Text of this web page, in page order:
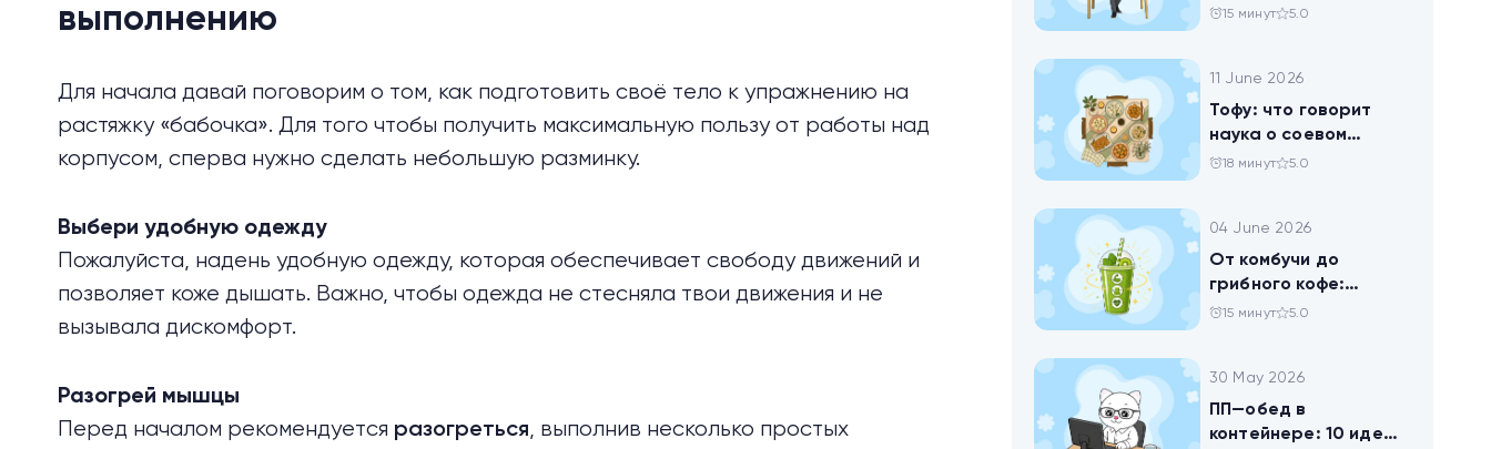
выполнению
Для начала давай поговорим о том, как подготовить своё тело к упражнению на
растяжку «бабочка». Для того чтобы получить максимальную пользу от работы над
корпусом, сперва нужно сделать небольшую разминку.
Выбери удобную одежду
Пожалуйста, надень удобную одежду, которая обеспечивает свободу движений и
позволяет коже дышать. Важно, чтобы одежда не стесняла твои движения и не
вызывала дискомфорт.
Разогрей мышцы
Перед началом рекомендуется разогреться, выполнив несколько простых
чтобы худеть
15 минут 5.0
11 June 2026
Тофу: что говорит
наука о соевом
твороге, который
18 минут 5.0
04 June 2026
От комбучи до
грибного кофе:
разбираемся в
15 минут 5.0
30 May 2026
ПП—обед в
контейнере: 10 идей